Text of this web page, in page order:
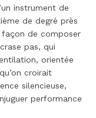
instrument de
de degré près
façon de composer
pas, qui
orientée
croirait
silencieuse,
performance